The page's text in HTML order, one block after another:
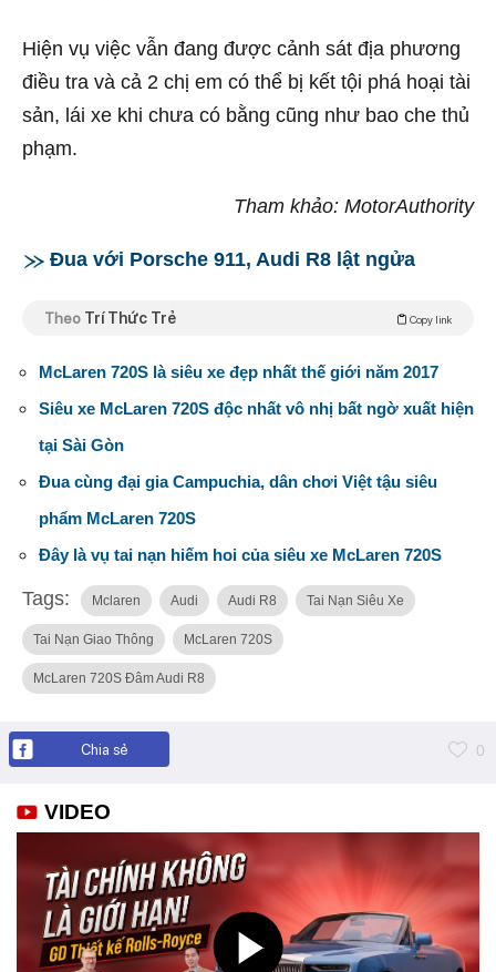
Hiện vụ việc vẫn đang được cảnh sát địa phương
điều tra và cả 2 chị em có thể bị kết tội phá hoại tài
sản, lái xe khi chưa có bằng cũng như bao che thủ
phạm.
Tham khảo: MotorAuthority
Đua với Porsche 911, Audi R8 lật ngửa
Theo Trí Thức Trẻ Copy link
McLaren 720S là siêu xe đẹp nhất thế giới năm 2017
Siêu xe McLaren 720S độc nhất vô nhị bất ngờ xuất hiện
tại Sài Gòn
Đua cùng đại gia Campuchia, dân chơi Việt tậu siêu
phẩm McLaren 720S
Đây là vụ tai nạn hiếm hoi của siêu xe McLaren 720S
Tags: Mclaren Audi Audi R8 Tai Nạn Siêu Xe
Tai Nạn Giao Thông McLaren 720S
McLaren 720S Đâm Audi R8
Chia sẻ 0
VIDEO